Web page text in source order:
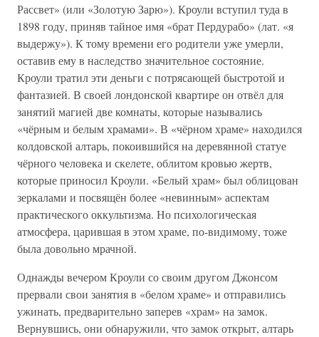
Рассвет» (или «Золотую Зарю»). Кроули вступил туда в
1898 году, приняв тайное имя «брат Пердурабо» (лат. «я
выдержу»). К тому времени его родители уже умерли,
оставив ему в наследство значительное состояние.
Кроули тратил эти деньги с потрясающей быстротой и
фантазией. В своей лондонской квартире он отвёл для
занятий магией две комнаты, которые назывались
«чёрным и белым храмами». В «чёрном храме» находился
колдовской алтарь, покоившийся на деревянной статуе
чёрного человека и скелете, облитом кровью жертв,
которые приносил Кроули. «Белый храм» был облицован
зеркалами и посвящён более «невинным» аспектам
практического оккультизма. Но психологическая
атмосфера, царившая в этом храме, по-видимому, тоже
была довольно мрачной.
Однажды вечером Кроули со своим другом Джонсом
прервали свои занятия в «белом храме» и отправились
ужинать, предварительно заперев «храм» на замок.
Вернувшись, они обнаружили, что замок открыт, алтарь